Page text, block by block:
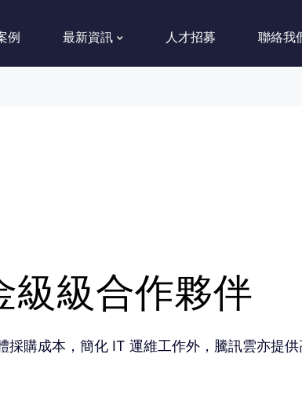
例 最新資訊 人才招募 聯絡我
級級合作夥伴
購成本，簡化 IT 運維工作外，騰訊雲亦提